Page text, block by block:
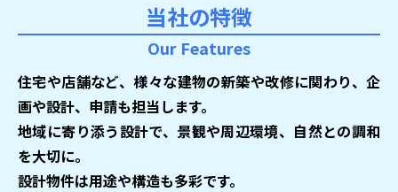
当社の特徴
Our Features
住宅や店舗など、様々な建物の新築や改修に関わり、企
画や設計、申請も担当します。
地域に寄り添う設計で、景観や周辺環境、自然との調和
を大切に。
設計物件は用途や構造も多彩です。